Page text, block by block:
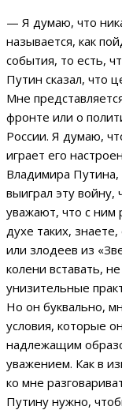
— Я думаю, что
называется, как
события, то есть,
Путин сказал, что
Мне
фронте или о
России. Я думаю,
играет его
Владимира
выиграл эту войну,
уважают, что с ним
духе таких,
или злодеев из
колени вставать,
унизительные
Но он буквально,
условия, которые
надлежащим
уважением. Как в
ко мне
Путину нужно,